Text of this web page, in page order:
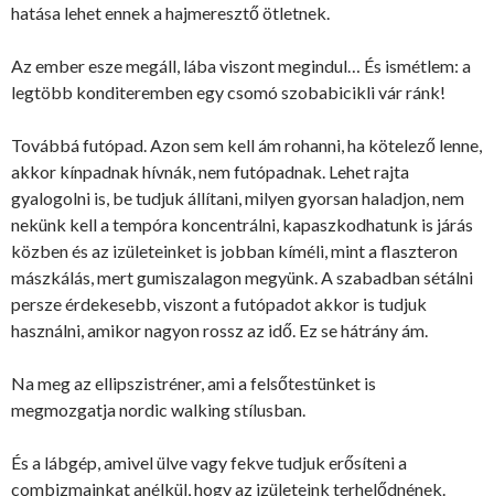
hatása lehet ennek a hajmeresztő ötletnek.
Az ember esze megáll, lába viszont megindul… És ismétlem: a
legtöbb konditeremben egy csomó szobabicikli vár ránk!
Továbbá futópad. Azon sem kell ám rohanni, ha kötelező lenne,
akkor kínpadnak hívnák, nem futópadnak. Lehet rajta
gyalogolni is, be tudjuk állítani, milyen gyorsan haladjon, nem
nekünk kell a tempóra koncentrálni, kapaszkodhatunk is járás
közben és az izületeinket is jobban kíméli, mint a flaszteron
mászkálás, mert gumiszalagon megyünk. A szabadban sétálni
persze érdekesebb, viszont a futópadot akkor is tudjuk
használni, amikor nagyon rossz az idő. Ez se hátrány ám.
Na meg az ellipszistréner, ami a felsőtestünket is
megmozgatja nordic walking stílusban.
És a lábgép, amivel ülve vagy fekve tudjuk erősíteni a
combizmainkat anélkül, hogy az izületeink terhelődnének.